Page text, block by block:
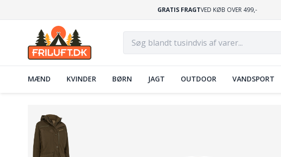
GRATIS FRAGTVED KØB OVER 499,-
MÆND KVINDER BØRN JAGT OUTDOOR VANDSPORT